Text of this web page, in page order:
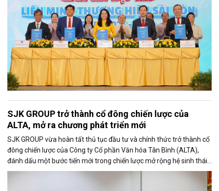
SJK GROUP trở thành cổ đông chiến lược của
ALTA, mở ra chương phát triển mới
SJK GROUP vừa hoàn tất thủ tục đầu tư và chính thức trở thành cổ
đông chiến lược của Công ty Cổ phần Văn hóa Tân Bình (ALTA),
đánh dấu một bước tiến mới trong chiến lược mở rộng hệ sinh thái
hoạt động và gia tăng năng lực phát triển dài hạn của doanh